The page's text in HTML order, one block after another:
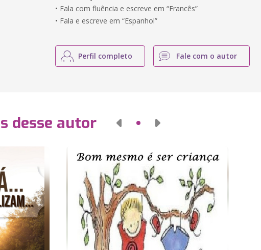
• Fala com fluência e escreve em “Francês”
• Fala e escreve em “Espanhol”
Perfil completo Fale com o autor
desse autor